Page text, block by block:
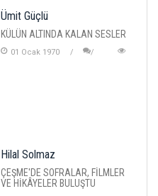
Ümit Güçlü
KÜLÜN ALTINDA KALAN SESLER
01 Ocak 1970
Hilal Solmaz
ÇEŞME'DE SOFRALAR, FİLMLER
VE HİKÂYELER BULUŞTU